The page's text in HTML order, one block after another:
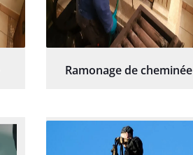
Ramonage de cheminée